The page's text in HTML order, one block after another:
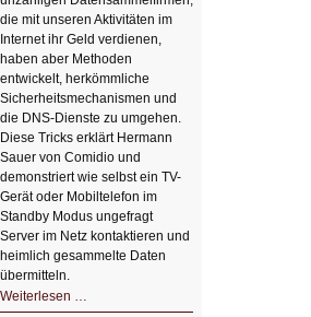
die mit unseren Aktivitäten im
Internet ihr Geld verdienen,
haben aber Methoden
entwickelt, herkömmliche
Sicherheitsmechanismen und
die DNS-Dienste zu umgehen.
Diese Tricks erklärt Hermann
Sauer von Comidio und
demonstriert wie selbst ein TV-
Gerät oder Mobiltelefon im
Standby Modus ungefragt
Server im Netz kontaktieren und
heimlich gesammelte Daten
übermitteln.
Weiterlesen …
DNS